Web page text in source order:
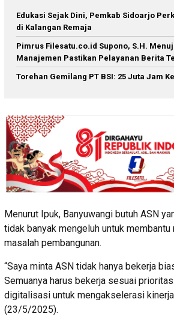
Edukasi Sejak Dini, Pemkab Sidoarjo
di Kalangan Remaja
Pimrus Filesatu.co.id Supono, S.H.
Manajemen Pastikan Pelayanan Berita
Torehan Gemilang PT BSI: 25 Juta Jam
Menurut Ipuk, Banyuwangi butuh ASN
tidak banyak mengeluh untuk membantu
masalah pembangunan.
“Saya minta ASN tidak hanya bekerja
Semuanya harus bekerja sesuai
digitalisasi untuk mengakselerasi
(23/5/2025).